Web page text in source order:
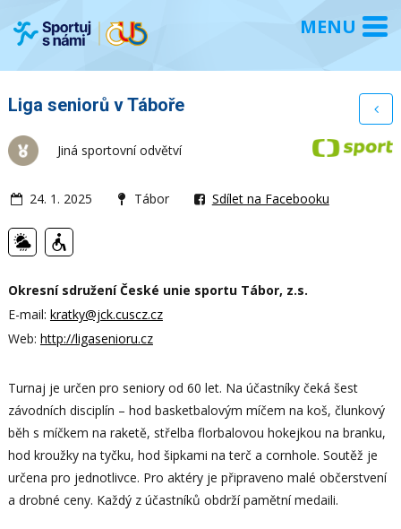
Liga seniorů v Táboře
Jiná sportovní odvětví
24. 1. 2025 Tábor Sdílet na Facebooku
Okresní sdružení České unie sportu Tábor, z.s.
E-mail: kratky@jck.cuscz.cz
Web: http://ligasenioru.cz
Turnaj je určen pro seniory od 60 let. Na účastníky čeká šest
závodních disciplín – hod basketbalovým míčem na koš, člunkový
běh s míčkem na raketě, střelba florbalovou hokejkou na branku,
hod kroužky na tyčku, hod šipkami na terč a cornhole. Soutěž je
určena pro jednotlivce. Pro aktéry je připraveno malé občerstvení
a drobné ceny. Každý z účastníků obdrží pamětní medaili.